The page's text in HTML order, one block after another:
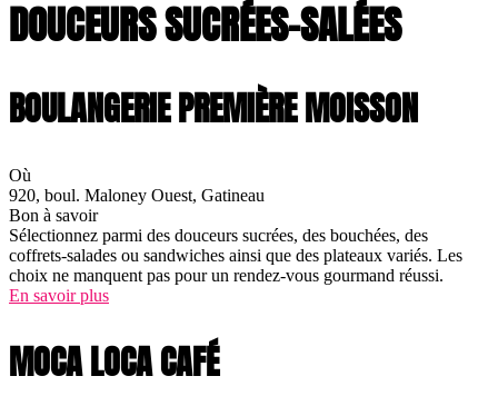
DOUCEURS SUCRÉES-SALÉES
BOULANGERIE PREMIÈRE MOISSON
Où
920, boul. Maloney Ouest, Gatineau
Bon à savoir
Sélectionnez parmi des douceurs sucrées, des bouchées, des
coffrets-salades ou sandwiches ainsi que des plateaux variés. Les
choix ne manquent pas pour un rendez-vous gourmand réussi.
En savoir plus
MOCA LOCA CAFÉ